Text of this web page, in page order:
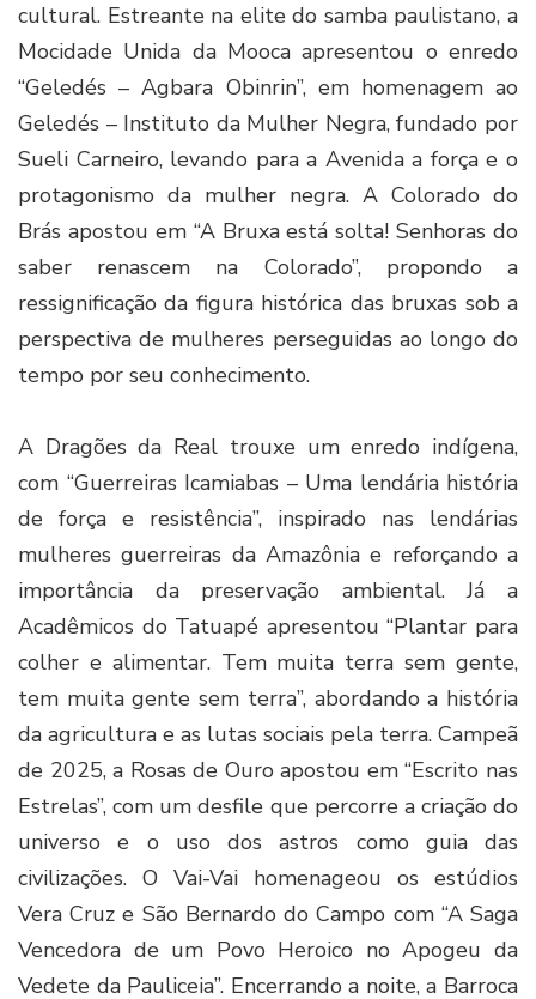
cultural. Estreante na elite do samba paulistano, a
Mocidade Unida da Mooca apresentou o enredo
“Geledés – Agbara Obinrin”, em homenagem ao
Geledés – Instituto da Mulher Negra, fundado por
Sueli Carneiro, levando para a Avenida a força e o
protagonismo da mulher negra. A Colorado do
Brás apostou em “A Bruxa está solta! Senhoras do
saber renascem na Colorado”, propondo a
ressignificação da figura histórica das bruxas sob a
perspectiva de mulheres perseguidas ao longo do
tempo por seu conhecimento.
A Dragões da Real trouxe um enredo indígena,
com “Guerreiras Icamiabas – Uma lendária história
de força e resistência”, inspirado nas lendárias
mulheres guerreiras da Amazônia e reforçando a
importância da preservação ambiental. Já a
Acadêmicos do Tatuapé apresentou “Plantar para
colher e alimentar. Tem muita terra sem gente,
tem muita gente sem terra”, abordando a história
da agricultura e as lutas sociais pela terra. Campeã
de 2025, a Rosas de Ouro apostou em “Escrito nas
Estrelas”, com um desfile que percorre a criação do
universo e o uso dos astros como guia das
civilizações. O Vai-Vai homenageou os estúdios
Vera Cruz e São Bernardo do Campo com “A Saga
Vencedora de um Povo Heroico no Apogeu da
Vedete da Pauliceia”. Encerrando a noite, a Barroca